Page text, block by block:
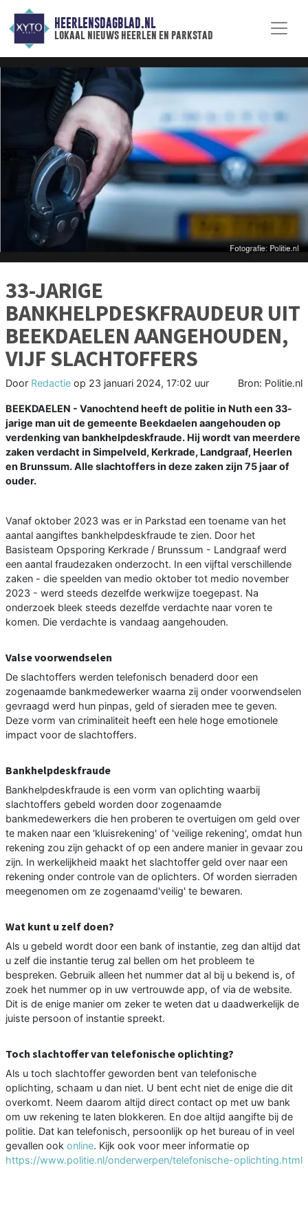
HEERLENSDAGBLAD.NL
lokaal nieuws heerlen en parkstad
33-JARIGE
BANKHELPDESKFRAUDEUR UIT
BEEKDAELEN AANGEHOUDEN,
VIJF SLACHTOFFERS
Door Redactie op 23 januari 2024, 17:02 uur Bron: Politie.nl
BEEKDAELEN - Vanochtend heeft de politie in Nuth een 33-
jarige man uit de gemeente Beekdaelen aangehouden op
verdenking van bankhelpdeskfraude. Hij wordt van meerdere
zaken verdacht in Simpelveld, Kerkrade, Landgraaf, Heerlen
en Brunssum. Alle slachtoffers in deze zaken zijn 75 jaar of
ouder.
Vanaf oktober 2023 was er in Parkstad een toename van het
aantal aangiftes bankhelpdeskfraude te zien. Door het
Basisteam Opsporing Kerkrade / Brunssum - Landgraaf werd
een aantal fraudezaken onderzocht. In een vijftal verschillende
zaken - die speelden van medio oktober tot medio november
2023 - werd steeds dezelfde werkwijze toegepast. Na
onderzoek bleek steeds dezelfde verdachte naar voren te
komen. Die verdachte is vandaag aangehouden.
Valse voorwendselen
De slachtoffers werden telefonisch benaderd door een
zogenaamde bankmedewerker waarna zij onder voorwendselen
gevraagd werd hun pinpas, geld of sieraden mee te geven.
Deze vorm van criminaliteit heeft een hele hoge emotionele
impact voor de slachtoffers.
Bankhelpdeskfraude
Bankhelpdeskfraude is een vorm van oplichting waarbij
slachtoffers gebeld worden door zogenaamde
bankmedewerkers die hen proberen te overtuigen om geld over
te maken naar een 'kluisrekening' of 'veilige rekening', omdat hun
rekening zou zijn gehackt of op een andere manier in gevaar zou
zijn. In werkelijkheid maakt het slachtoffer geld over naar een
rekening onder controle van de oplichters. Of worden sierraden
meegenomen om ze zogenaamd'veilig' te bewaren.
Wat kunt u zelf doen?
Als u gebeld wordt door een bank of instantie, zeg dan altijd dat
u zelf die instantie terug zal bellen om het probleem te
bespreken. Gebruik alleen het nummer dat al bij u bekend is, of
zoek het nummer op in uw vertrouwde app, of via de website.
Dit is de enige manier om zeker te weten dat u daadwerkelijk de
juiste persoon of instantie spreekt.
Toch slachtoffer van telefonische oplichting?
Als u toch slachtoffer geworden bent van telefonische
oplichting, schaam u dan niet. U bent echt niet de enige die dit
overkomt. Neem daarom altijd direct contact op met uw bank
om uw rekening te laten blokkeren. En doe altijd aangifte bij de
politie. Dat kan telefonisch, persoonlijk op het bureau of in veel
gevallen ook online. Kijk ook voor meer informatie op
https://www.politie.nl/onderwerpen/telefonische-oplichting.html